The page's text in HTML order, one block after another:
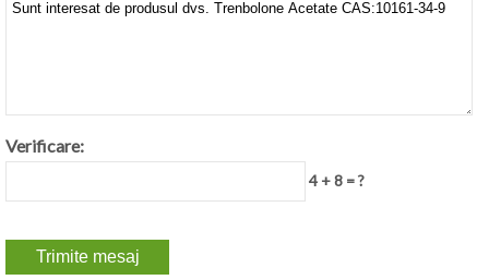
Verificare:
4 + 8 = ?